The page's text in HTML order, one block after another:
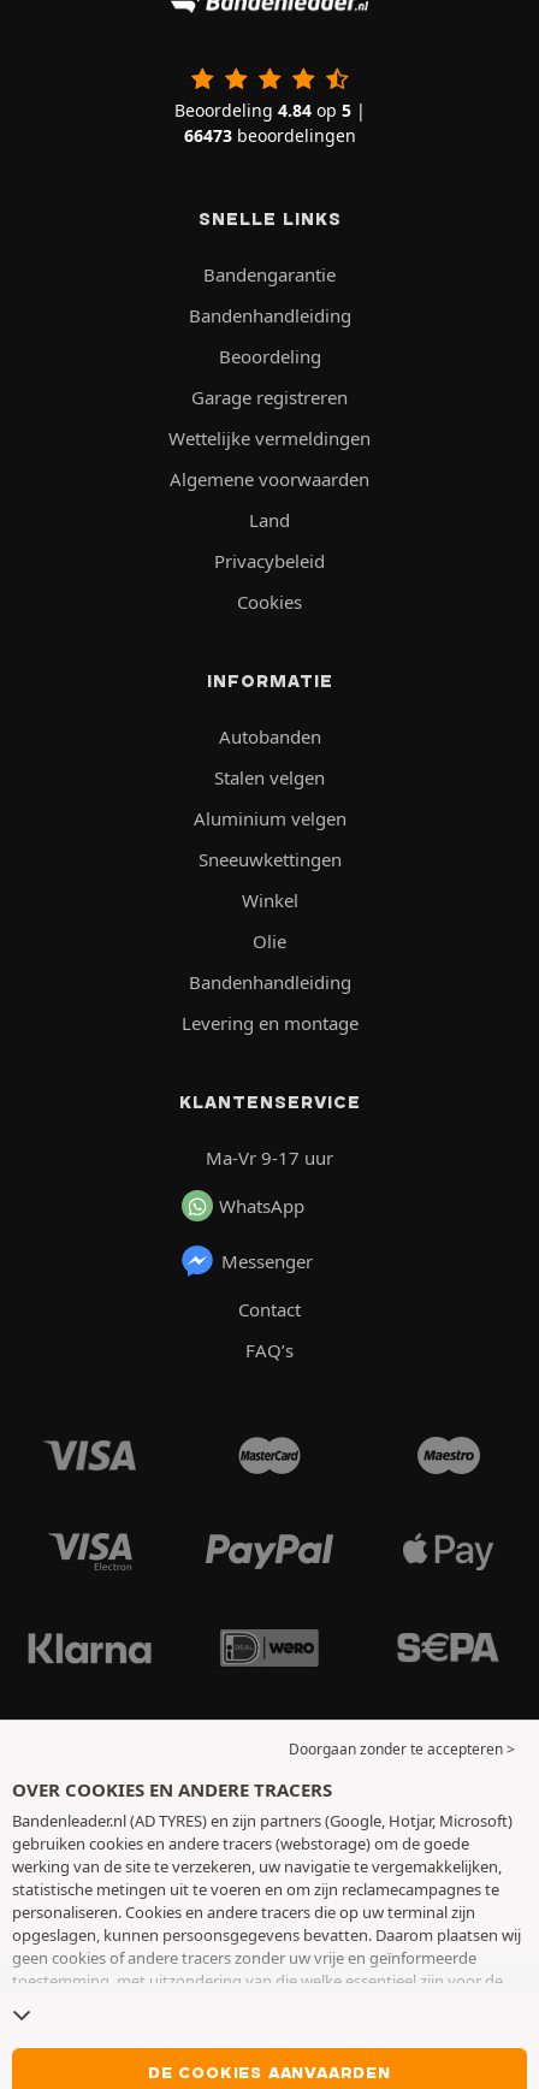
Beoordeling 4.84op 5|
66473beoordelingen
SNELLE LINKS
Bandengarantie
Bandenhandleiding
Beoordeling
Garage registreren
Wettelijke vermeldingen
Algemene voorwaarden
Land
Privacybeleid
Cookies
INFORMATIE
Autobanden
Stalen velgen
Aluminium velgen
Sneeuwkettingen
Winkel
Olie
Bandenhandleiding
Levering en montage
KLANTENSERVICE
Ma-Vr 9-17 uur
WhatsApp
Messenger
Contact
FAQ’s
Doorgaan zonder te accepteren >
OVER COOKIES EN ANDERE TRACERS
Bandenleader.nl (AD TYRES) en zijn partners (Google, Hotjar, Microsoft)
gebruiken cookies en andere tracers (webstorage) om de goede
werking van de site te verzekeren, uw navigatie te vergemakkelijken,
statistische metingen uit te voeren en om zijn reclamecampagnes te
personaliseren. Cookies en andere tracers die op uw terminal zijn
opgeslagen, kunnen persoonsgegevens bevatten. Daarom plaatsen wij
geen cookies of andere tracers zonder uw vrije en geïnformeerde
toestemming, met uitzondering van die welke essentieel zijn voor de
toestemming op elk moment intrekken door naar de pagina over
cookies en andere tracerste gaan. U kunt ervoor kiezen om verder te
surfen zonder het deponeren van cookies of andere tracers te
DE COOKIES AANVAARDEN